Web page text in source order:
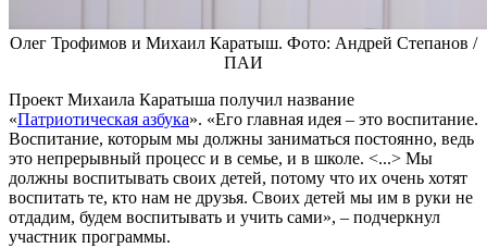
Олег Трофимов и Михаил Каратыш. Фото: Андрей Степанов /
ПАИ
Проект Михаила Каратыша получил название
«Патриотическая азбука». «Его главная идея – это воспитание.
Воспитание, которым мы должны заниматься постоянно, ведь
это непрерывный процесс и в семье, и в школе. <...> Мы
должны воспитывать своих детей, потому что их очень хотят
воспитать те, кто нам не друзья. Своих детей мы им в руки не
отдадим, будем воспитывать и учить сами», – подчеркнул
участник программы.